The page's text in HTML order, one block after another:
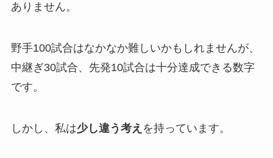
ありません。
野手100試合はなかなか難しいかもしれませんが、
中継ぎ30試合、先発10試合は十分達成できる数字
です。
しかし、私は少し違う考え を持っています。